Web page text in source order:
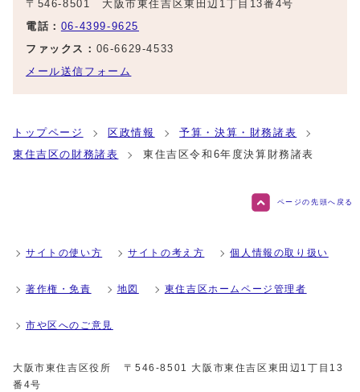
〒546-8501 大阪市東住吉区東田辺1丁目13番4号
電話： 06-4399-9625
ファックス： 06-6629-4533
メール送信フォーム
トップページ 区政情報
予算・決算・財務諸表
東住吉区の財務諸表
東住吉区令和6年度決算財務諸表
ページの先頭へ戻る
サイトの使い方 サイトの考え方 個人情報の取り扱い
著作権・免責 地図 東住吉区ホームページ管理者
市や区へのご意見
大阪市東住吉区役所
〒546-8501 大阪市東住吉区東田辺1丁目13
番4号